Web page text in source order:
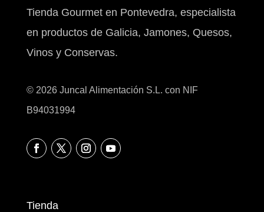
Tienda Gourmet en Pontevedra, especialista
en productos de Galicia, Jamones, Quesos,
Vinos y Conservas.
© 2026 Juncal Alimentación S.L. con NIF
B94031994
Tienda